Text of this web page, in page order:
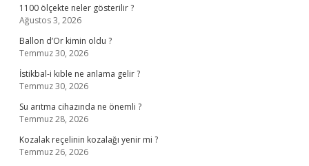
1100 ölçekte neler gösterilir ?
Ağustos 3, 2026
Ballon d’Or kimin oldu ?
Temmuz 30, 2026
İstikbal-i kıble ne anlama gelir ?
Temmuz 30, 2026
Su arıtma cihazında ne önemli ?
Temmuz 28, 2026
Kozalak reçelinin kozalağı yenir mi ?
Temmuz 26, 2026